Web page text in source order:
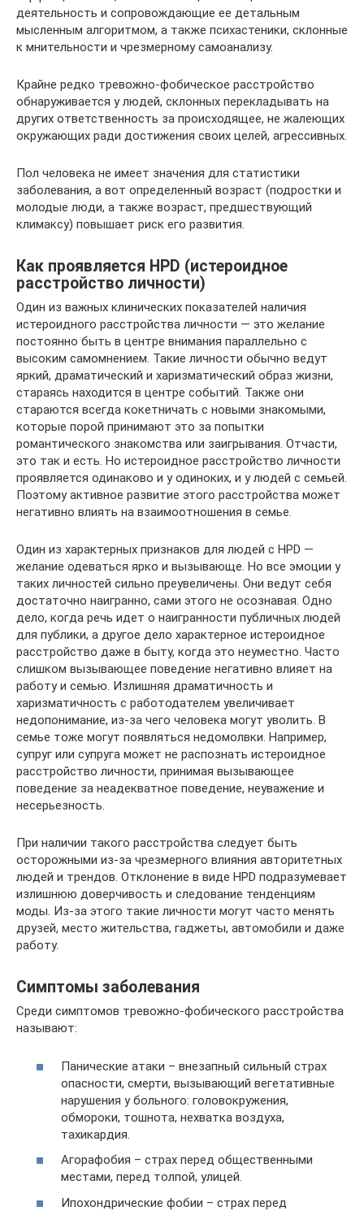
деятельность и сопровождающие ее детальным
мысленным алгоритмом, а также психастеники, склонные
к мнительности и чрезмерному самоанализу.
Крайне редко тревожно-фобическое расстройство
обнаруживается у людей, склонных перекладывать на
других ответственность за происходящее, не жалеющих
окружающих ради достижения своих целей, агрессивных.
Пол человека не имеет значения для статистики
заболевания, а вот определенный возраст (подростки и
молодые люди, а также возраст, предшествующий
климаксу) повышает риск его развития.
Как проявляется HPD (истероидное
расстройство личности)
Один из важных клинических показателей наличия
истероидного расстройства личности — это желание
постоянно быть в центре внимания параллельно с
высоким самомнением. Такие личности обычно ведут
яркий, драматический и харизматический образ жизни,
стараясь находится в центре событий. Также они
стараются всегда кокетничать с новыми знакомыми,
которые порой принимают это за попытки
романтического знакомства или заигрывания. Отчасти,
это так и есть. Но истероидное расстройство личности
проявляется одинаково и у одиноких, и у людей с семьей.
Поэтому активное развитие этого расстройства может
негативно влиять на взаимоотношения в семье.
Один из характерных признаков для людей с HPD —
желание одеваться ярко и вызывающе. Но все эмоции у
таких личностей сильно преувеличены. Они ведут себя
достаточно наигранно, сами этого не осознавая. Одно
дело, когда речь идет о наигранности публичных людей
для публики, а другое дело характерное истероидное
расстройство даже в быту, когда это неуместно. Часто
слишком вызывающее поведение негативно влияет на
работу и семью. Излишняя драматичность и
харизматичность с работодателем увеличивает
недопонимание, из-за чего человека могут уволить. В
семье тоже могут появляться недомолвки. Например,
супруг или супруга может не распознать истероидное
расстройство личности, принимая вызывающее
поведение за неадекватное поведение, неуважение и
несерьезность.
При наличии такого расстройства следует быть
осторожными из-за чрезмерного влияния авторитетных
людей и трендов. Отклонение в виде HPD подразумевает
излишнюю доверчивость и следование тенденциям
моды. Из-за этого такие личности могут часто менять
друзей, место жительства, гаджеты, автомобили и даже
работу.
Симптомы заболевания
Среди симптомов тревожно-фобического расстройства
называют:
Панические атаки – внезапный сильный страх
опасности, смерти, вызывающий вегетативные
нарушения у больного: головокружения,
обмороки, тошнота, нехватка воздуха,
тахикардия.
Агорафобия – страх перед общественными
местами, перед толпой, улицей.
Ипохондрические фобии – страх перед